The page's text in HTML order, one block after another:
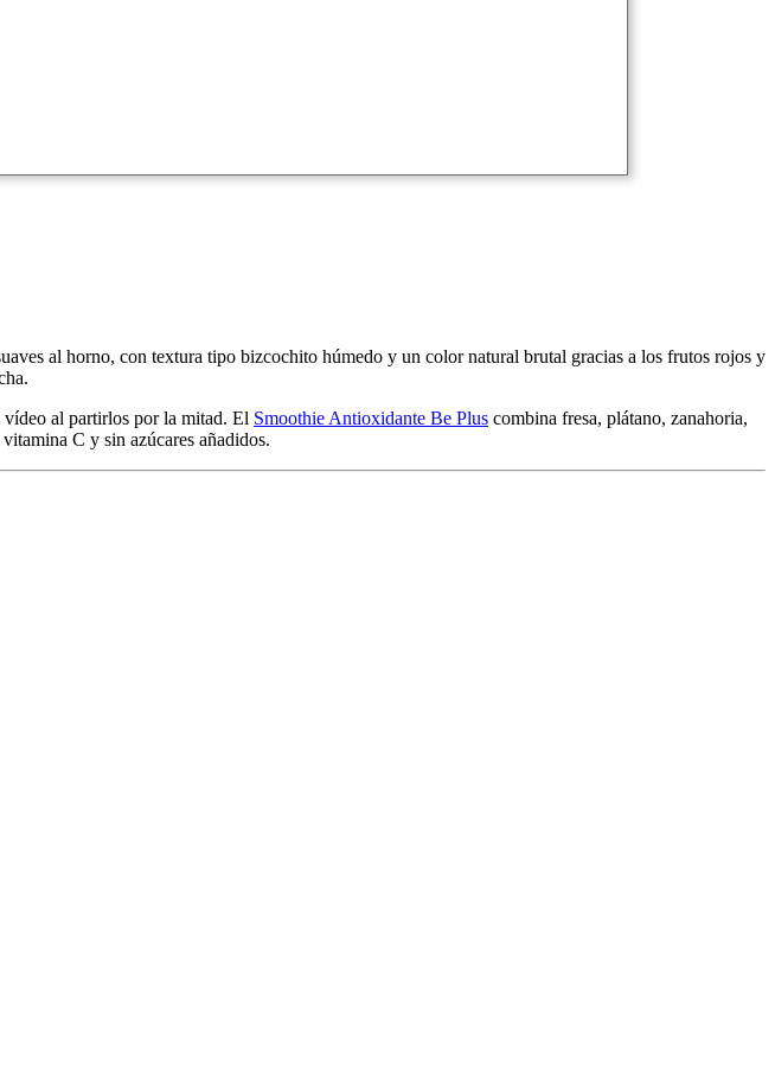
al horno, con textura tipo bizcochito húmedo y un color natural brutal gracias a los frutos rojos y
al partirlos por la mitad. El Smoothie Antioxidante Be Plus combina fresa, plátano, zanahoria,
C y sin azúcares añadidos.